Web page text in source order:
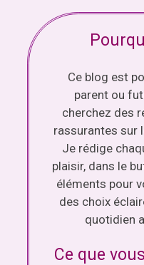
Ce blog est
parent ou
cherchez des
rassurantes sur
Je rédige
plaisir, dans le
éléments pour
des choix
quotidien
Ce que